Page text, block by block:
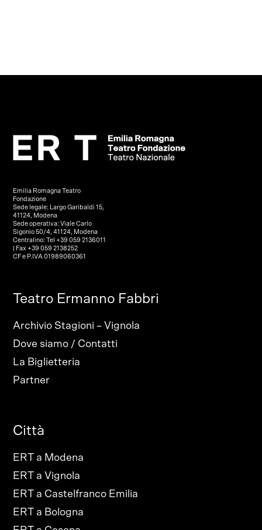
Emilia Romagna Teatro
Fondazione
Sede legale: Largo Garibaldi 15,
41124, Modena
Sede operativa: Viale Carlo
Sigonio 50/4, 41124, Modena
Centralino: Tel +39 059 2136011
| Fax +39 059 2138252
CF e P.IVA 01989060361
Teatro Ermanno Fabbri
Archivio Stagioni – Vignola
Dove siamo / Contatti
La Biglietteria
Partner
Città
ERT a Modena
ERT a Vignola
ERT a Castelfranco Emilia
ERT a Bologna